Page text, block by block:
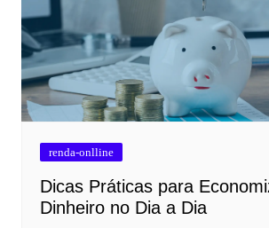
renda-onlline
Dicas Práticas para
Dinheiro no Dia a Dia